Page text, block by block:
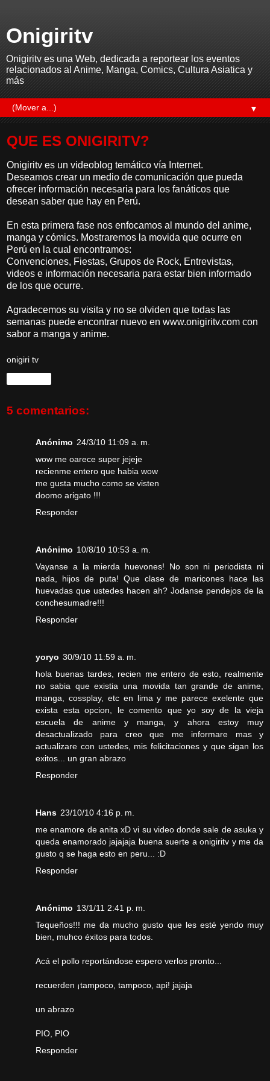
Onigiritv
Onigiritv es una Web, dedicada a reportear los eventos
relacionados al Anime, Manga, Comics, Cultura Asiatica y
más
▼
QUE ES ONIGIRITV?
Onigiritv es un videoblog temático vía Internet.
Deseamos crear un medio de comunicación que pueda
ofrecer información necesaria para los fanáticos que
desean saber que hay en Perú.
En esta primera fase nos enfocamos al mundo del anime,
manga y cómics. Mostraremos la movida que ocurre en
Perú en la cual encontramos:
Convenciones, Fiestas, Grupos de Rock, Entrevistas,
videos e información necesaria para estar bien informado
de los que ocurre.
Agradecemos su visita y no se olviden que todas las
semanas puede encontrar nuevo en www.onigiritv.com con
sabor a manga y anime.
onigiri tv
5 comentarios:
Anónimo 24/3/10 11:09 a. m.
wow me oarece super jejeje
recienme entero que habia wow
me gusta mucho como se visten
doomo arigato !!!
Responder
Anónimo 10/8/10 10:53 a. m.
Vayanse a la mierda huevones! No son ni periodista ni
nada, hijos de puta! Que clase de maricones hace las
huevadas que ustedes hacen ah? Jodanse pendejos de la
conchesumadre!!!
Responder
yoryo 30/9/10 11:59 a. m.
hola buenas tardes, recien me entero de esto, realmente
no sabia que existia una movida tan grande de anime,
manga, cossplay, etc en lima y me parece exelente que
exista esta opcion, le comento que yo soy de la vieja
escuela de anime y manga, y ahora estoy muy
desactualizado para creo que me informare mas y
actualizare con ustedes, mis felicitaciones y que sigan los
exitos... un gran abrazo
Responder
Hans 23/10/10 4:16 p. m.
me enamore de anita xD vi su video donde sale de asuka y
queda enamorado jajajaja buena suerte a onigiritv y me da
gusto q se haga esto en peru... :D
Responder
Anónimo 13/1/11 2:41 p. m.
Tequeños!!! me da mucho gusto que les esté yendo muy
bien, muhco éxitos para todos.
Acá el pollo reportándose espero verlos pronto...
recuerden ¡tampoco, tampoco, api! jajaja
un abrazo
PIO, PIO
Responder